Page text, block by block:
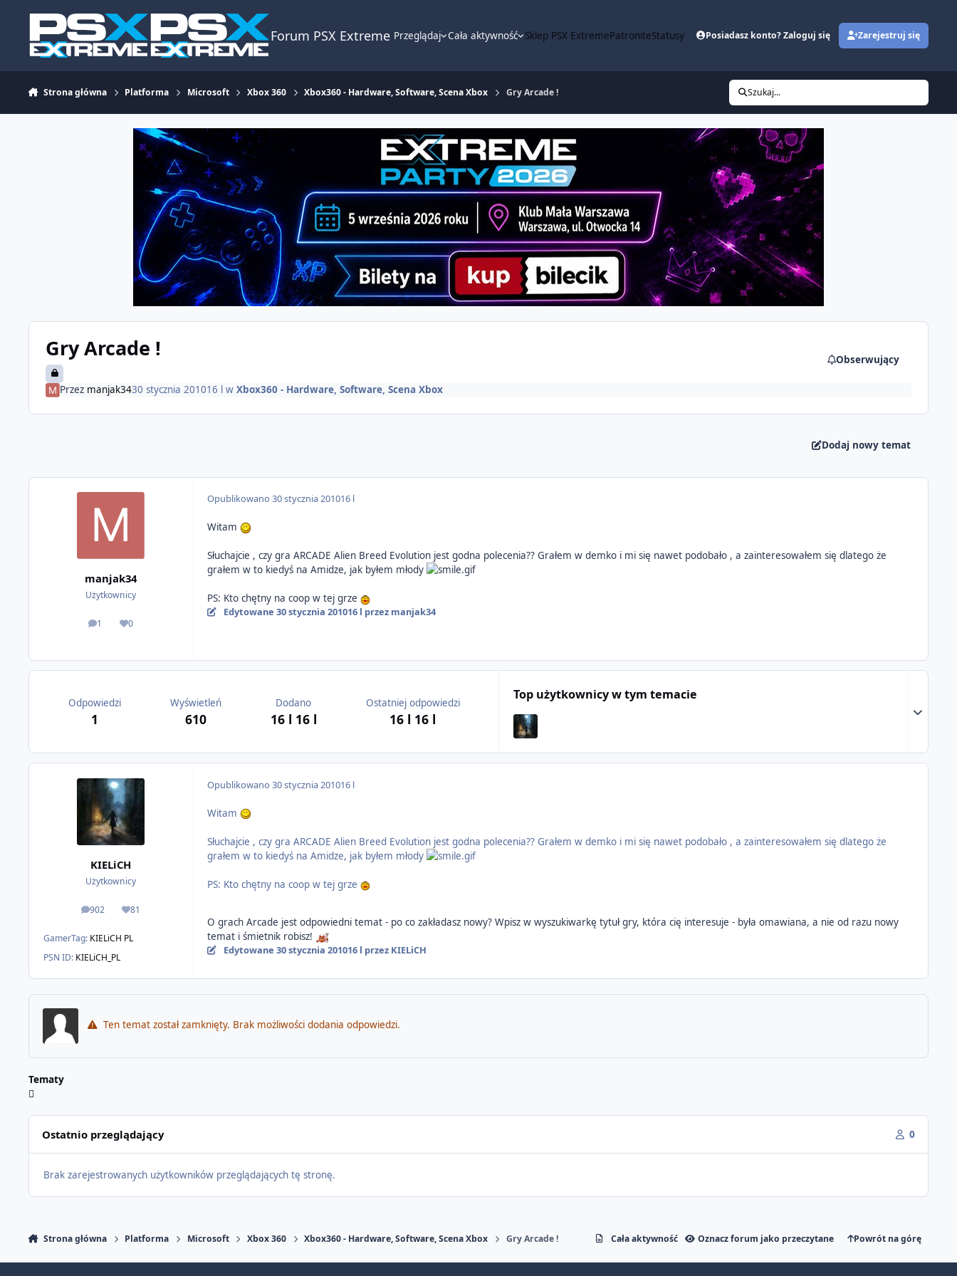
Forum PSX Extreme Przeglądaj Cała aktywność Sklep PSX ExtremePatroniteStatusy Posiadasz konto? Zaloguj się Zarejestruj się
Strona główna Platforma Microsoft Xbox 360 Xbox360 - Hardware, Software, Scena Xbox Gry Arcade ! Szukaj...
Gry Arcade ! Obserwujący
Przez manjak3430 stycznia 201016 lwXbox360 - Hardware, Software, Scena Xbox
Dodaj nowy temat
manjak34
Użytkownicy
1
odpowiedzi
0
Reputacja
Opublikowano30 stycznia 201016 l
Witam
Słuchajcie , czy gra ARCADE Alien Breed Evolution jest godna polecenia?? Grałem w demko i mi się nawet podobało , a zainteresowałem się dlatego że
grałem w to kiedyś na Amidze, jak byłem młody
PS: Kto chętny na coop w tej grze
Edytowane 30 stycznia 201016 l przez manjak34
Odpowiedzi
1
Wyświetleń
610
Dodano
16 l 16 l
Ostatniej odpowiedzi
16 l 16 l
Top użytkownicy w tym temacie
Expand
KIELiCH
Użytkownicy
902
odpowiedzi
81
Reputacja
GamerTag: KIELiCH PL
PSN ID: KIELiCH_PL
Opublikowano30 stycznia 201016 l
Witam
Słuchajcie , czy gra ARCADE Alien Breed Evolution jest godna polecenia?? Grałem w demko i mi się nawet podobało , a zainteresowałem się dlatego że
grałem w to kiedyś na Amidze, jak byłem młody
PS: Kto chętny na coop w tej grze
O grach Arcade jest odpowiedni temat - po co zakładasz nowy? Wpisz w wyszukiwarkę tytuł gry, która cię interesuje - była omawiana, a nie od razu nowy
temat i śmietnik robisz!
Edytowane 30 stycznia 201016 l przez KIELiCH
Ten temat został zamknięty. Brak możliwości dodania odpowiedzi.
Tematy
Ostatnio przeglądający 0
Brak zarejestrowanych użytkowników przeglądających tę stronę.
Strona główna Platforma Microsoft Xbox 360 Xbox360 - Hardware, Software, Scena Xbox Gry Arcade ! Cała aktywność Oznacz forum jako przeczytane Powrót na górę